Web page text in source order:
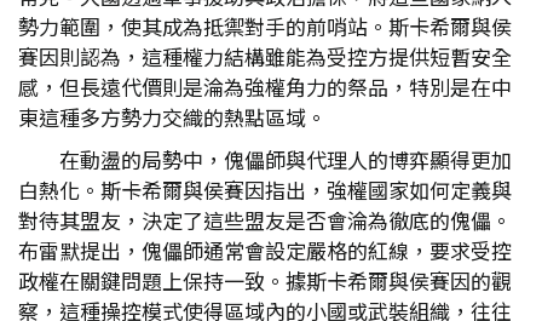
勢力範圍，使其成為抵禦對手的前哨站。斯卡希爾與侯
賽因則認為，這種權力結構雖能為受控方提供短暫安全
感，但長遠代價則是淪為強權角力的祭品，特別是在中
東這種多方勢力交織的熱點區域。
在動盪的局勢中，傀儡師與代理人的博弈顯得更加
白熱化。斯卡希爾與侯賽因指出，強權國家如何定義與
對待其盟友，決定了這些盟友是否會淪為徹底的傀儡。
布雷默提出，傀儡師通常會設定嚴格的紅線，要求受控
政權在關鍵問題上保持一致。據斯卡希爾與侯賽因的觀
察，這種操控模式使得區域內的小國或武裝組織，往往